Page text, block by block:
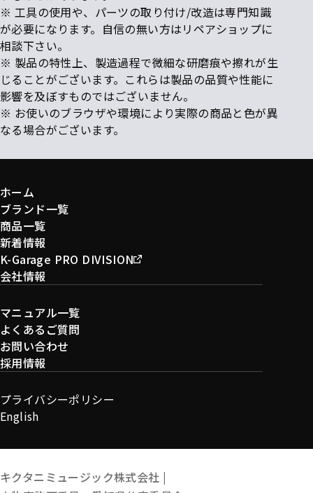
※ 工具の使用や、パーツの取り付け/改造は専門知識
が必要になります。自信の無い方はリペアショップに
相談下さい。
※ 製品の特性上、製造過程で微細な研磨痕や擦れが生
じることがございます。これらは製品の品質や性能に
影響を及ぼすものではございません。
※ お使いのブラウザや環境により実際の商品と色が異
なる場合がございます。
ホーム
ブランド一覧
商品一覧
新着情報
K-Garage PRO DIVISION
会社情報
マニュアル一覧
よくあるご質問
お問い合わせ
採用情報
プライバシーポリシー
English
キクタニミュージック株式会社 |